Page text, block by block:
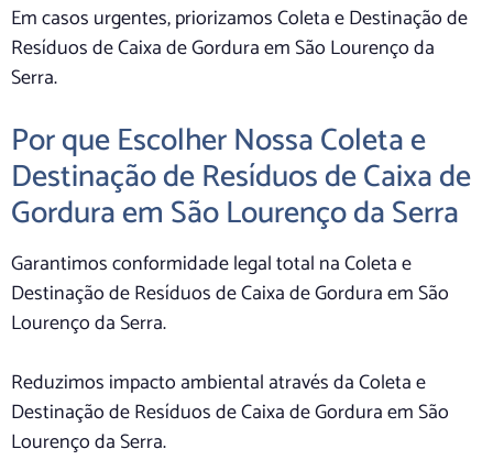
Em casos urgentes, priorizamos Coleta e Destinação de
Resíduos de Caixa de Gordura em São Lourenço da
Serra.
Por que Escolher Nossa Coleta e
Destinação de Resíduos de Caixa de
Gordura em São Lourenço da Serra
Garantimos conformidade legal total na Coleta e
Destinação de Resíduos de Caixa de Gordura em São
Lourenço da Serra.
Reduzimos impacto ambiental através da Coleta e
Destinação de Resíduos de Caixa de Gordura em São
Lourenço da Serra.